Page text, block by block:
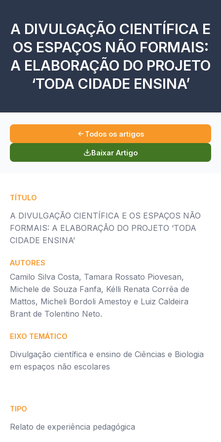
A DIVULGAÇÃO CIENTÍFICA E
OS ESPAÇOS NÃO FORMAIS:
A ELABORAÇÃO DO PROJETO
‘TODA CIDADE ENSINA’
Todos os artigos
Baixar Artigo
TÍTULO
A DIVULGAÇÃO CIENTÍFICA E OS ESPAÇOS NÃO
FORMAIS: A ELABORAÇÃO DO PROJETO ‘TODA
CIDADE ENSINA’
AUTORES
Camilo Silva Costa, Tamara Rossato Piovesan,
Michele de Souza Fanfa, Kélli Renata Corrêa de
Mattos, Micheli Bordoli Amestoy e Luiz Caldeira
Brant de Tolentino Neto.
EIXO TEMÁTICO
Divulgação científica e ensino de Ciências e Biologia
em espaços não escolares
TIPO
Relato de experiência pedagógica